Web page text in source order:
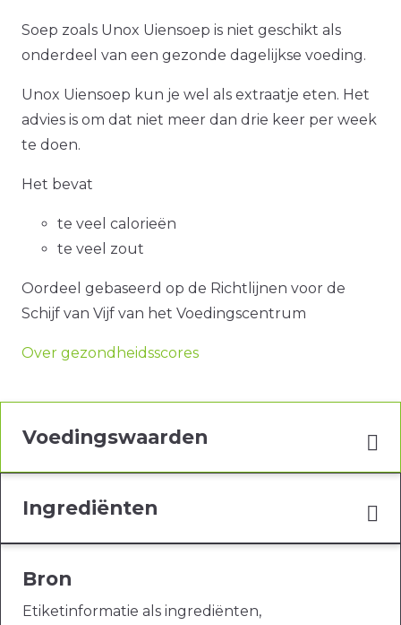
Soep zoals Unox Uiensoep is niet geschikt als
onderdeel van een gezonde dagelijkse voeding.
Unox Uiensoep kun je wel als extraatje eten. Het
advies is om dat niet meer dan drie keer per week
te doen.
Het bevat
te veel calorieën
te veel zout
Oordeel gebaseerd op de Richtlijnen voor de
Schijf van Vijf van het Voedingscentrum
Over gezondheidsscores
Voedingswaarden
Ingrediënten
Bron
Etiketinformatie als ingrediënten,